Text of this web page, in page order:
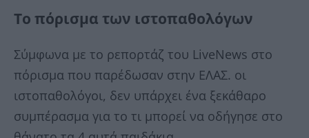
Το πόρισμα των ιστοπαθολόγων
Σύμφωνα με το ρεπορτάζ του LiveNews στο
πόρισμα που παρέδωσαν στην ΕΛΑΣ. οι
ιστοπαθολόγοι, δεν υπάρχει ένα ξεκάθαρο
συμπέρασμα για το τι μπορεί να οδήγησε στο